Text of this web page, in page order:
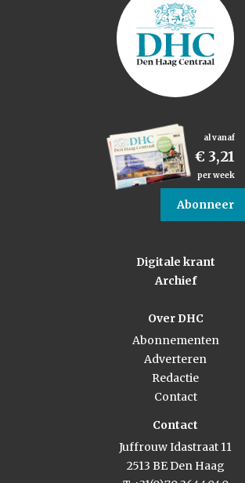
al vanaf
€ 3,21
per week
Abonneer
Digitale krant
Archief
Over DHC
Abonnementen
Adverteren
Redactie
Contact
Contact
Juffrouw Idastraat 11
2513 BE Den Haag